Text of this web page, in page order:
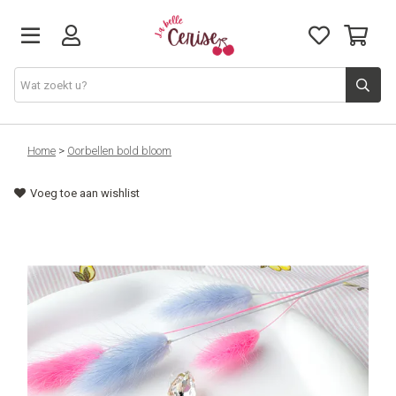
Just arrived
Juwelen & Accessoires
Lifestyle & Gifts
Cadeaubon
Home > Oorbellen bold bloom
Voeg toe aan wishlist